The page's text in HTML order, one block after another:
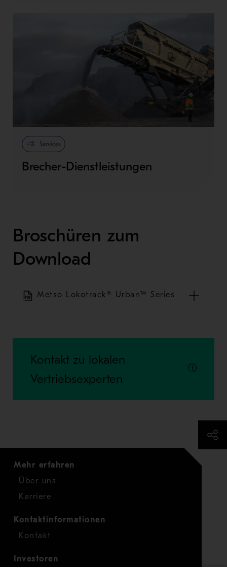
Services
Brecher-Dienstleistungen
Broschüren zum
Download
Metso Lokotrack® Urban™ Series
Kontakt zu lokalen
Vertriebsexperten
Mehr erfahren
Über uns
Karriere
Kontaktinformationen
Kontakt
Investoren